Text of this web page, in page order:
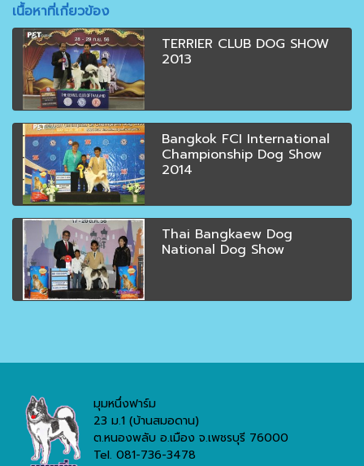
เนื้อหาที่เกี่ยวข้อง
TERRIER CLUB DOG SHOW
2013
Bangkok FCI International
Championship Dog Show
2014
Thai Bangkaew Dog
National Dog Show
มุมหนึ่งฟาร์ม
23 ม.1 (บ้านสมอดาน)
ต.หนองพลับ อ.เมือง จ.เพชรบุรี 76000
Tel. 081-736-3478